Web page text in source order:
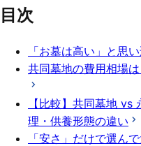
目次
「お墓は高い」と思
共同墓地の費用相場
【比較】共同墓地
理・供養形態の違い
「安さ」だけで選ん